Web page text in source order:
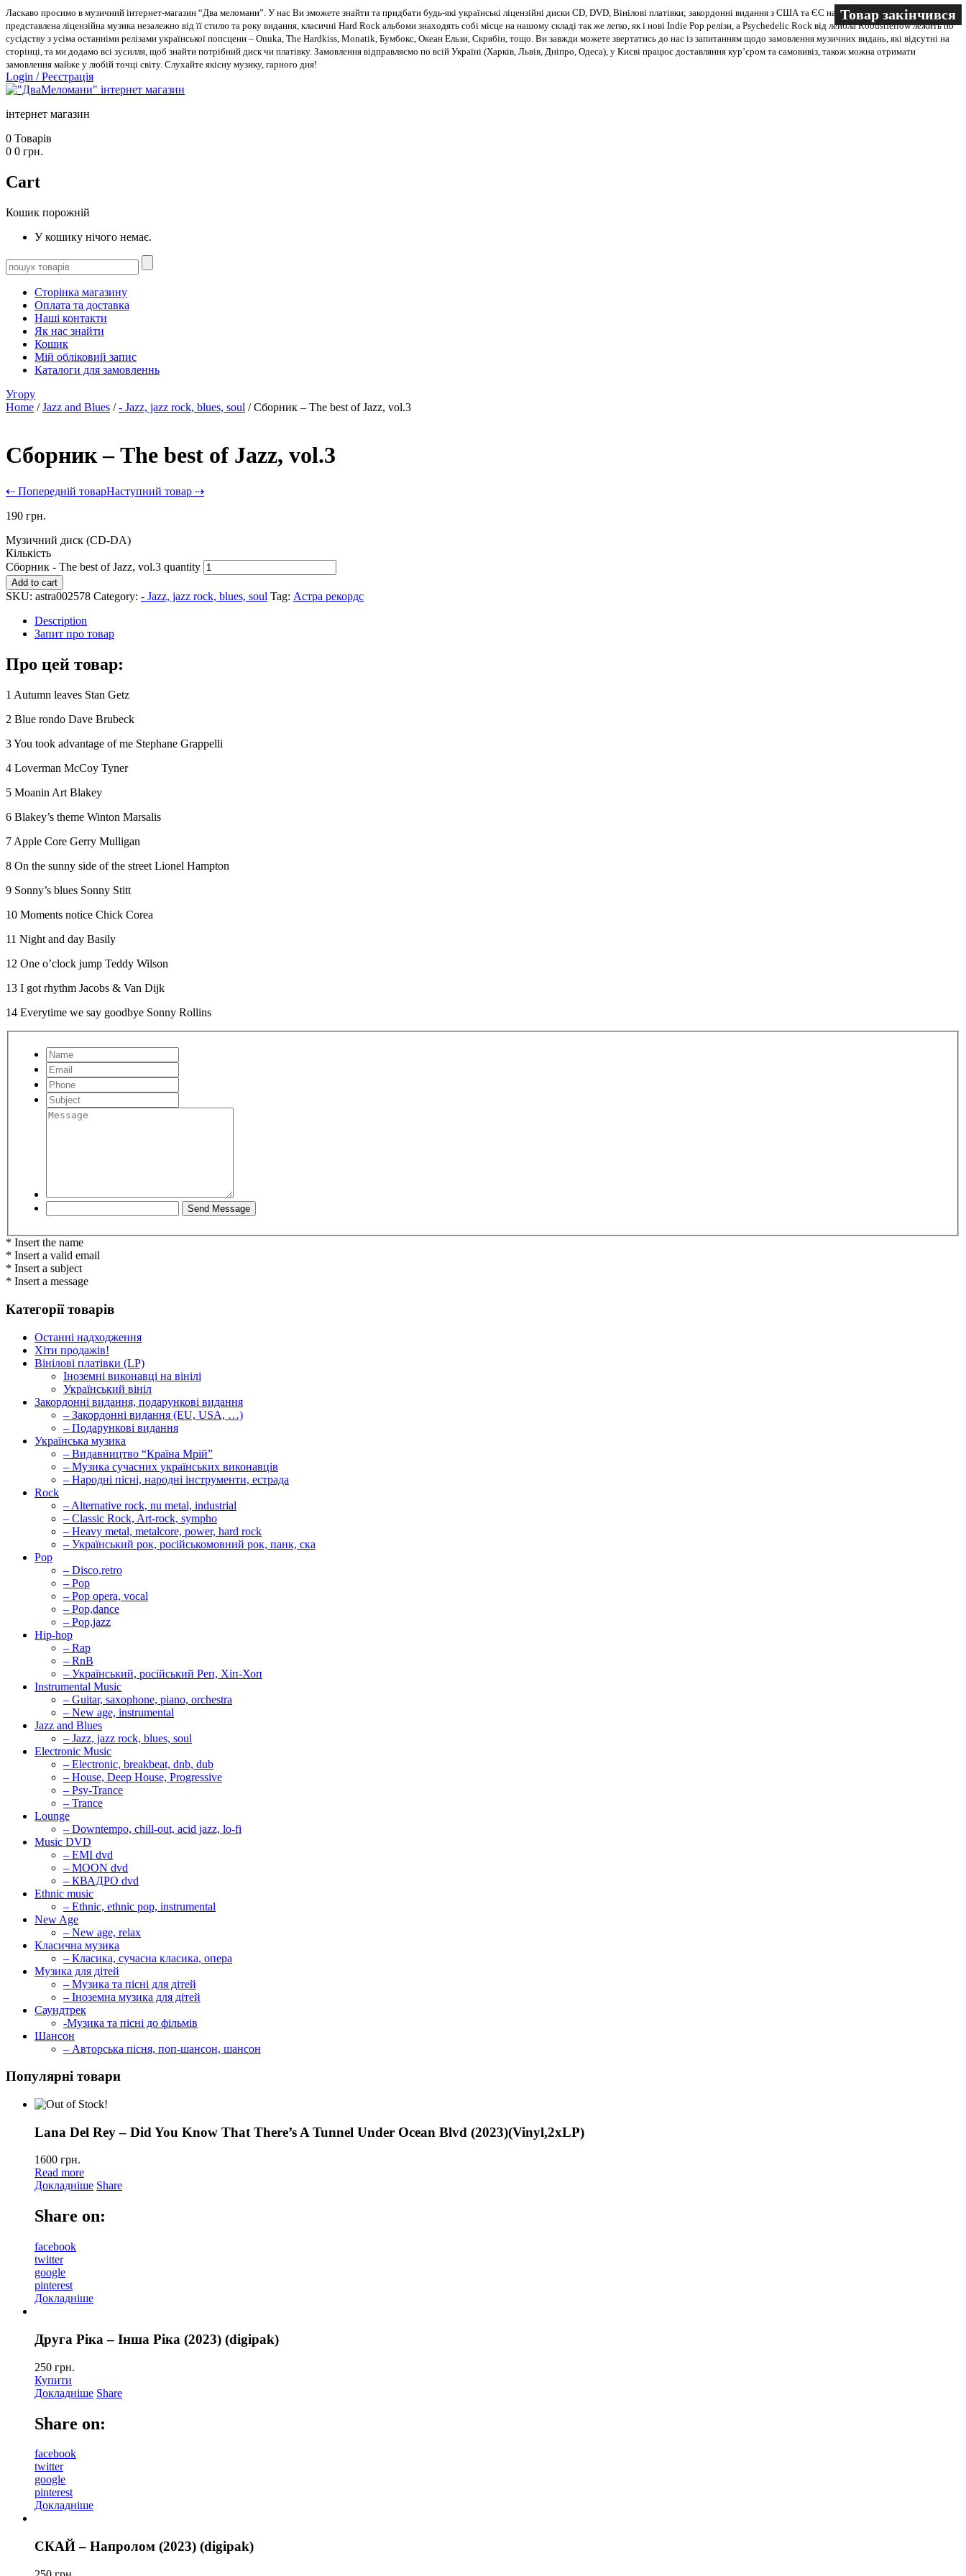
Ласкаво просимо в музичний інтернет-магазин “Два меломани”. У нас Ви зможете знайти та придбати будь-які українські ліцензійні диски CD, DVD, Вінілові платівки; закордонні видання з США та ЄС на всіх носіях. В магазині
представлена ліцензійна музика незалежно від її стилю та року видання, класичні Hard Rock альбоми знаходять собі місце на нашому складі так же легко, як і нові Indie Pop релізи, а Psychedelic Rock від лейбла Robustfellow лежить по
сусідству з усіма останніми релізами української попсцени – Onuka, The Hardkiss, Monatik, Бумбокс, Океан Ельзи, Скрябін, тощо. Ви завжди можете звертатись до нас із запитанням щодо замовлення музичних видань, які відсутні на
сторінці, та ми додамо всі зусилля, щоб знайти потрібний диск чи платівку. Замовлення відправляємо по всій Україні (Харків, Львів, Дніпро, Одеса), у Києві працює доставляння кур’єром та самовивіз, також можна отримати
замовлення майже у любій точці світу. Слухайте якісну музику, гарного дня!
Login /Реєстрація
інтернет магазин
0 Товарів
0 0 грн.
Cart
Кошик порожній
У кошику нічого немає.
Сторінка магазину
Оплата та доставка
Наші контакти
Як нас знайти
Кошик
Мій обліковий запис
Каталоги для замовленнь
Угору
Home /Jazz and Blues /- Jazz, jazz rock, blues, soul / Сборник – The best of Jazz, vol.3
Сборник – The best of Jazz, vol.3
⇠ Попередній товарНаступний товар ⇢
190 грн.
Музичний диск (CD-DA)
Кількість
Сборник - The best of Jazz, vol.3 quantity
Add to cart
SKU: astra002578 Category: - Jazz, jazz rock, blues, soul Tag: Астра рекордс
Description
Запит про товар
Про цей товар:
1 Autumn leaves Stan Getz
2 Blue rondo Dave Brubeck
3 You took advantage of me Stephane Grappelli
4 Loverman McCoy Tyner
5 Moanin Art Blakey
6 Blakey’s theme Winton Marsalis
7 Apple Core Gerry Mulligan
8 On the sunny side of the street Lionel Hampton
9 Sonny’s blues Sonny Stitt
10 Moments notice Chick Corea
11 Night and day Basily
12 One o’clock jump Teddy Wilson
13 I got rhythm Jacobs & Van Dijk
14 Everytime we say goodbye Sonny Rollins
* Insert the name
* Insert a valid email
* Insert a subject
* Insert a message
Категорії товарів
Останні надходження
Хіти продажів!
Вінілові платівки (LP)
Іноземні виконавці на вінілі
Український вініл
Закордонні видання, подарункові видання
– Закордонні видання (EU, USA, …)
– Подарункові видання
Українська музика
– Видавництво “Країна Мрій”
– Музика сучасних українських виконавців
– Народні пісні, народні інструменти, естрада
Rock
– Alternative rock, nu metal, industrial
– Classic Rock, Art-rock, sympho
– Heavy metal, metalcore, power, hard rock
– Український рок, російськомовний рок, панк, ска
Pop
– Disco,retro
– Pop
– Pop opera, vocal
– Pop,dance
– Pop,jazz
Hip-hop
– Rap
– RnB
– Український, російський Реп, Хіп-Хоп
Instrumental Music
– Guitar, saxophone, piano, orchestra
– New age, instrumental
Jazz and Blues
– Jazz, jazz rock, blues, soul
Electronic Music
– Electronic, breakbeat, dnb, dub
– House, Deep House, Progressive
– Psy-Trance
– Trance
Lounge
– Downtempo, chill-out, acid jazz, lo-fi
Music DVD
– EMI dvd
– MOON dvd
– КВАДРО dvd
Ethnic music
– Ethnic, ethnic pop, instrumental
New Age
– New age, relax
Класична музика
– Класика, сучасна класика, опера
Музика для дітей
– Музика та пісні для дітей
– Іноземна музика для дітей
Саундтрек
-Музика та пісні до фільмів
Шансон
– Авторська пісня, поп-шансон, шансон
Популярні товари
Товар закінчився
Lana Del Rey – Did You Know That There’s A Tunnel Under Ocean Blvd (2023)(Vinyl,2xLP)
1600 грн.
Read more
Докладніше Share
Share on:
facebook
twitter
google
pinterest
Докладніше
Друга Ріка – Інша Ріка (2023) (digipak)
250 грн.
Купити
Докладніше Share
Share on:
facebook
twitter
google
pinterest
Докладніше
СКАЙ – Напролом (2023) (digipak)
Товар закінчився